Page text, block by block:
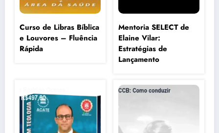
Curso de Libras Bíblica
e Louvores – Fluência
Rápida
Mentoria SELECT de
Elaine Vilar:
Estratégias de
Lançamento